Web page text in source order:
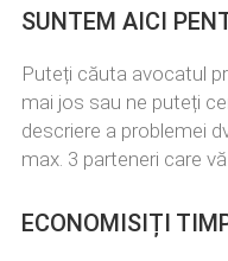
SUNTEM AICI
Puteți căuta avocatul
mai jos sau ne puteți
descriere a problemei
max. 3 parteneri care
ECONOMISIȚI